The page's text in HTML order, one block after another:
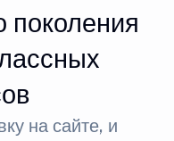
поколения
на сайте, и